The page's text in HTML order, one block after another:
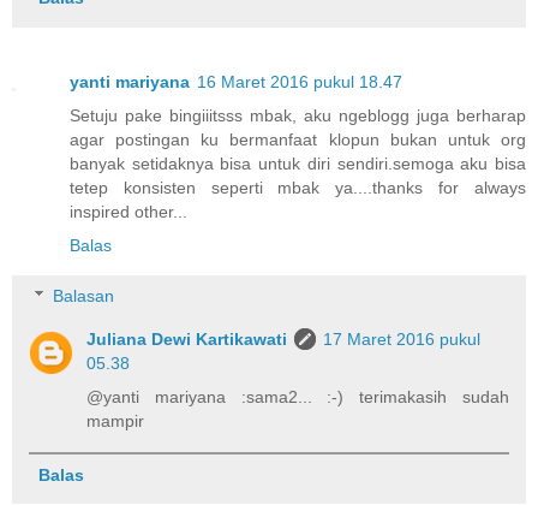
yanti mariyana 16 Maret 2016 pukul 18.47
Setuju pake bingiiitsss mbak, aku ngeblogg juga berharap
agar postingan ku bermanfaat klopun bukan untuk org
banyak setidaknya bisa untuk diri sendiri.semoga aku bisa
tetep konsisten seperti mbak ya....thanks for always
inspired other...
Balas
Balasan
Juliana Dewi Kartikawati
17 Maret 2016 pukul
05.38
@yanti mariyana :sama2... :-) terimakasih sudah
mampir
Balas